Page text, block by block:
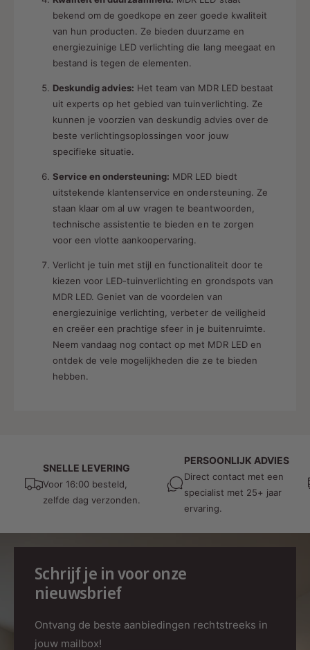
bekend om de goedkope en zeer goede kwaliteit
van hun producten. Ze bieden duurzame en
energiezuinige LED verlichting die lang meegaat en
bestand is tegen de elementen.
Deskundig advies: Het team van MDR LED bestaat
uit experts op het gebied van tuinverlichting. Ze
kunnen je voorzien van deskundig advies over de
beste verlichtingsoplossingen voor jouw
specifieke situatie.
Service en ondersteuning: MDR LED biedt
uitstekende klantenservice en ondersteuning. Ze
staan ​​klaar om al uw vragen te beantwoorden,
technische assistentie te bieden en te zorgen
voor een vlotte aankoopervaring.
Verlicht je tuin met stijl en functionaliteit door te
kiezen voor LED-tuinverlichting en grondspots van
MDR LED. Geniet van de voordelen van
energiezuinige verlichting, verbeter de veiligheid
en creëer een prachtige sfeer in je buitenruimte.
Neem vandaag nog contact op met MDR LED en
ontdek de vele mogelijkheden die ze te bieden
hebben.
SNELLE LEVERING
Voor 16:00 besteld,
zelfde dag verzonden.
PERSOONLIJK ADVIES
Direct contact met een
specialist met 25+ jaar
ervaring.
Schrijf je in voor onze
nieuwsbrief
Ontvang de beste aanbiedingen rechtstreeks in
jouw mailbox!